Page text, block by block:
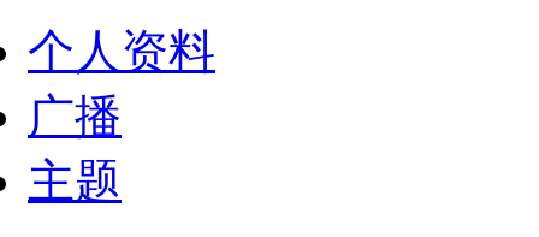
个人资料
广播
主题